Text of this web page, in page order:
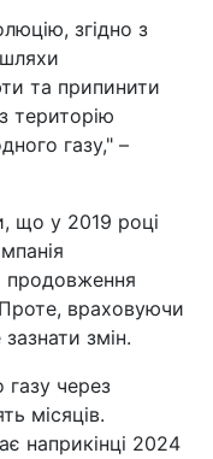
згідно з
та припинити
територію
газу," –
що у 2019 році
продовження
враховуючи
змін.
газу через
місяців.
наприкінці 2024